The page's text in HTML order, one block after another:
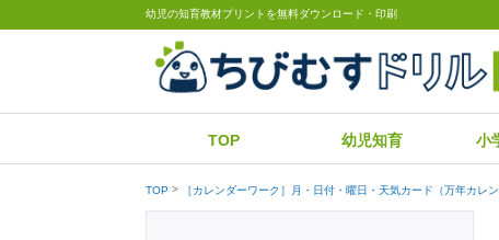
幼児の知育教材プリントを無料ダウンロード・印刷
TOP 幼児知育 小
TOP ［カレンダーワーク］月・日付・曜日・天気カード（万年カ